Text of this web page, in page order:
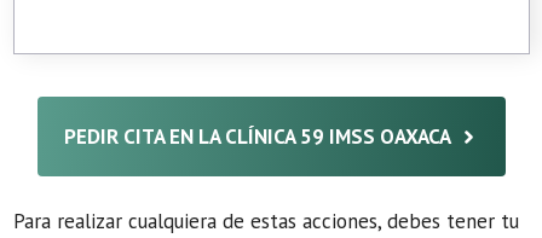
PEDIR CITA EN LA CLÍNICA 59 IMSS OAXACA
Para realizar cualquiera de estas acciones, debes tener tu